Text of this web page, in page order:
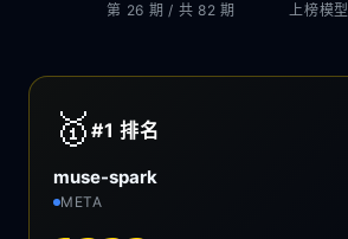
第 26 期 / 共 82 期 上榜模型
🥇 #1排名
muse-spark
META